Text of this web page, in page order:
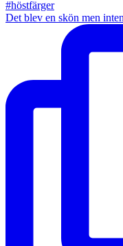
Det blev en skön men